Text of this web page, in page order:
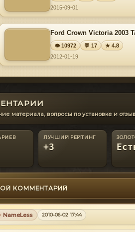
2015-09-01
Ford Crown Victoria 2003
👁 10972 💬 17
★ 4.8
2012-01-19
материала, вопросы по установке и
ЛУЧШИЙ РЕЙТИНГ
+3
КОММЕНТАРИЙ
NameLess 2010-06-02 17:44